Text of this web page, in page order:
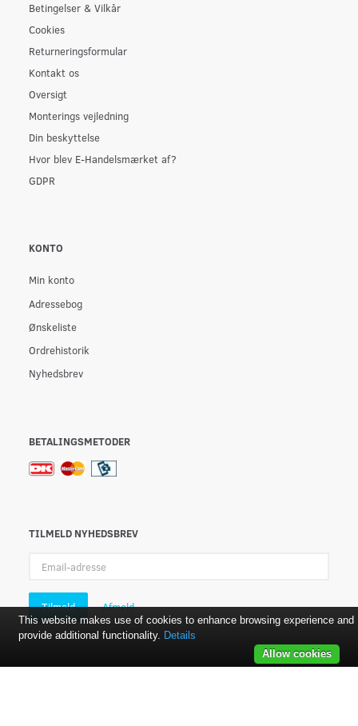
Betingelser & Vilkår
Cookies
Returneringsformular
Kontakt os
Oversigt
Monterings vejledning
Din beskyttelse
Hvor blev E-Handelsmærket af?
GDPR
KONTO
Min konto
Adressebog
Ønskeliste
Ordrehistorik
Nyhedsbrev
BETALINGSMETODER
TILMELD NYHEDSBREV
adresse
Tilmeld Afmeld
This website makes use of cookies to enhance browsing experience and
provide additional functionality. Details
Allow cookies